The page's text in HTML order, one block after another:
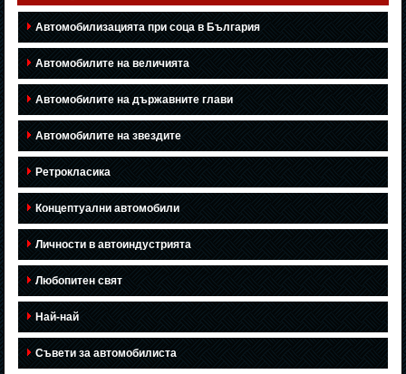
Автомобилизацията при соца в България
Автомобилите на величията
Автомобилите на държавните глави
Автомобилите на звездите
Ретрокласика
Концептуални автомобили
Личности в автоиндустрията
Любопитен свят
Най-най
Съвети за автомобилиста